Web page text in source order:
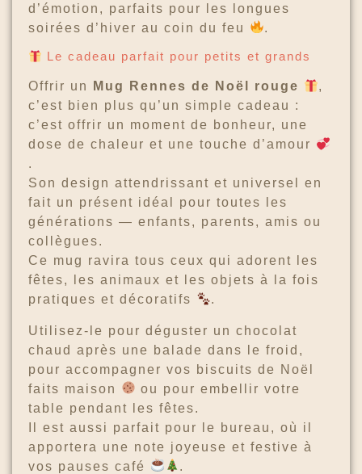
d’émotion, parfaits pour les longues
soirées d’hiver au coin du feu
.
Le cadeau parfait pour petits et grands
Offrir un Mug Rennes de Noël rouge
,
c’est bien plus qu’un simple cadeau :
c’est offrir un moment de bonheur, une
dose de chaleur et une touche d’amour
.
Son design attendrissant et universel en
fait un présent idéal pour toutes les
générations — enfants, parents, amis ou
collègues.
Ce mug ravira tous ceux qui adorent les
fêtes, les animaux et les objets à la fois
pratiques et décoratifs
.
Utilisez-le pour déguster un chocolat
chaud après une balade dans le froid,
pour accompagner vos biscuits de Noël
faits maison
ou pour embellir votre
table pendant les fêtes.
Il est aussi parfait pour le bureau, où il
apportera une note joyeuse et festive à
vos pauses café
.